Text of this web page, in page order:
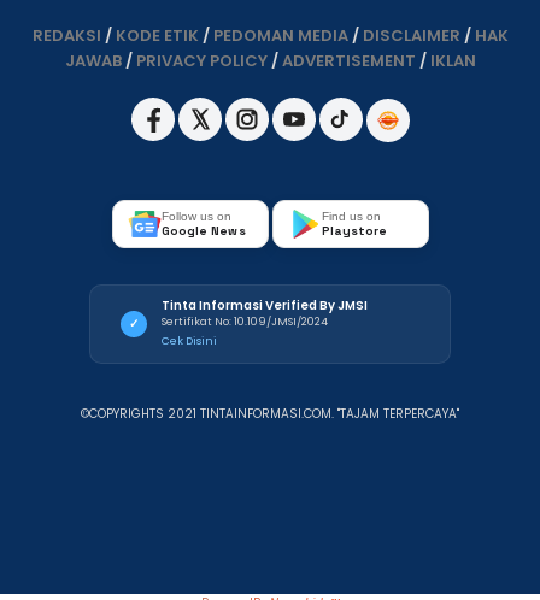
REDAKSI / KODE ETIK / PEDOMAN MEDIA/ DISCLAIMER / HAK
JAWAB/ PRIVACY POLICY/ADVERTISEMENT / IKLAN
Follow us on
Google News
Find us on
Playstore
✓
Tinta Informasi Verified By JMSI
Sertifikat No: 10.109/JMSI/2024
Cek Disini
©COPYRIGHTS 2021 TINTAINFORMASI.COM. "TAJAM TERPERCAYA"